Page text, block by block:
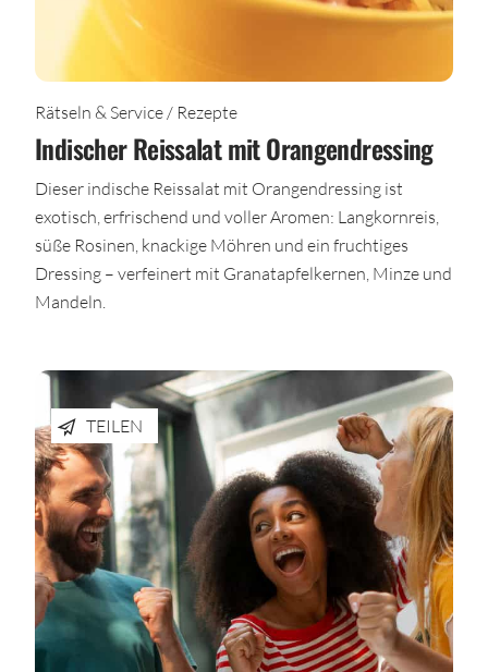
Rätseln & Service / Rezepte
Indischer Reissalat mit Orangendressing
Dieser indische Reissalat mit Orangendressing ist
exotisch, erfrischend und voller Aromen: Langkornreis,
süße Rosinen, knackige Möhren und ein fruchtiges
Dressing – verfeinert mit Granatapfelkernen, Minze und
Mandeln.
TEILEN